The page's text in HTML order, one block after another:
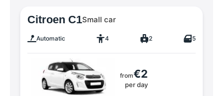
Citroen C1Small car
Automatic 4 2 5
from€2
per day